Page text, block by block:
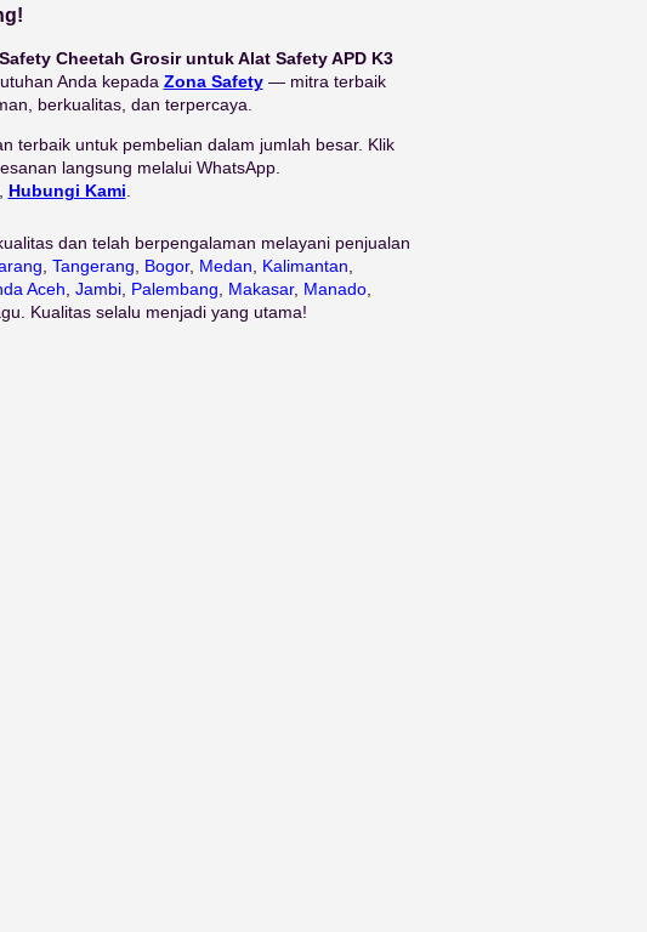
Cheetah Grosir untuk Alat Safety APD K3
Anda kepada Zona Safety— mitra terbaik
berkualitas, dan terpercaya.
terbaik untuk pembelian dalam jumlah besar. Klik
langsung melalui WhatsApp.
Hubungi Kami.
dan telah berpengalaman melayani penjualan
Tangerang Bogor, Medan Kalimantan
Aceh Jambi, Palembang Makasar, Manado,
Kualitas selalu menjadi yang utama!